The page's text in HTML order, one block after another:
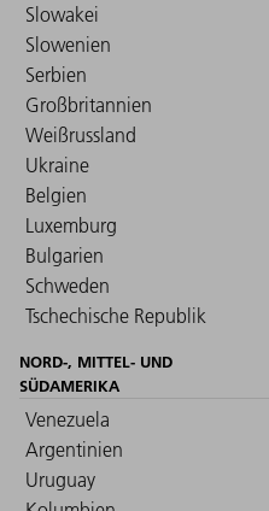
Slowakei
Slowenien
Serbien
Großbritannien
Weißrussland
Ukraine
Belgien
Luxemburg
Bulgarien
Schweden
Tschechische Republik
NORD-, MITTEL- UND
SÜDAMERIKA
Venezuela
Argentinien
Uruguay